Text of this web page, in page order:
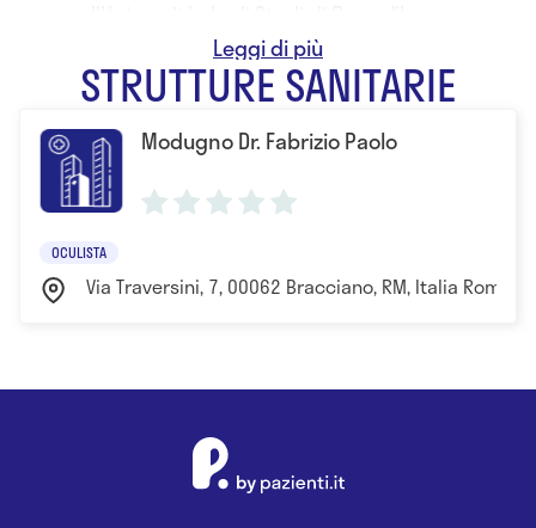
- 2014 Diploma di Agopuntura
STRUTTURE SANITARIE
Modugno Dr. Fabrizio Paolo
OCULISTA
Via Traversini, 7, 00062 Bracciano, RM, Italia Roma